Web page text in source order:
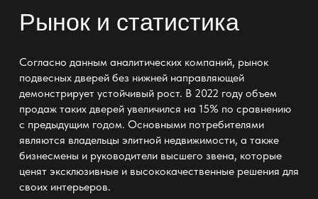
Рынок и статистика
Согласно данным аналитических компаний, рынок
подвесных дверей без нижней направляющей
демонстрирует устойчивый рост. В 2022 году объем
продаж таких дверей увеличился на 15% по сравнению
с предыдущим годом. Основными потребителями
являются владельцы элитной недвижимости, а также
бизнесмены и руководители высшего звена, которые
ценят эксклюзивные и высококачественные решения для
своих интерьеров.